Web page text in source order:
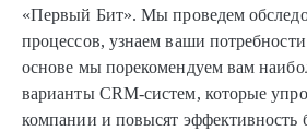
«Первый Бит». Мы проведем
процессов, узнаем ваши
основе мы порекомендуем вам
варианты CRM-систем, которые
компании и повысят эффективность